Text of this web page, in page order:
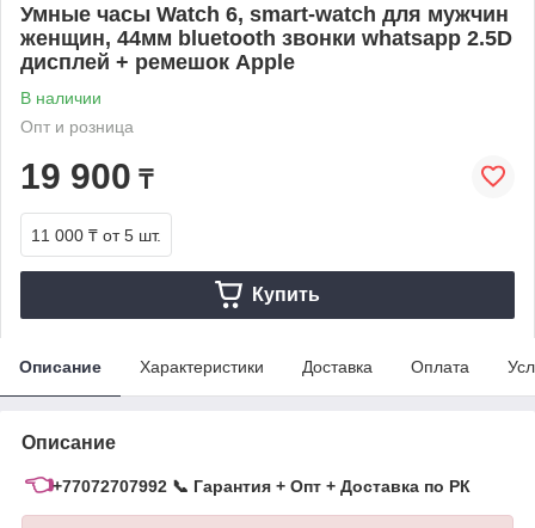
Умные часы Watch 6, smart-watch для мужчин
женщин, 44мм bluetooth звонки whatsapp 2.5D
дисплей + ремешок Apple
В наличии
Опт и розница
19 900 ₸
11 000 ₸ от 5 шт.
Купить
Описание Характеристики Доставка Оплата
Описание
👈+77072707992 📞 Гарантия + Опт + Доставка по РК